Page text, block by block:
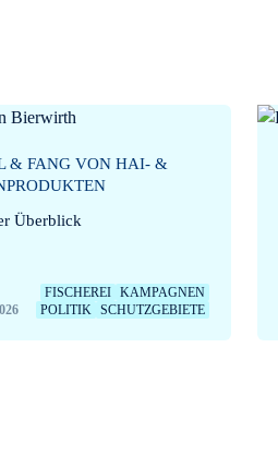
& FANG VON HAI- &
Überblick
FISCHEREI KAMPAGNEN
POLITIK
SCHUTZGEBIETE